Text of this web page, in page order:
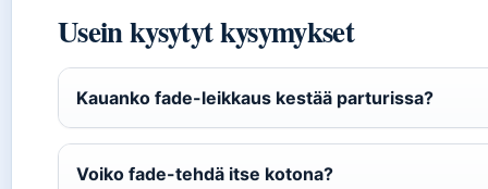
Usein kysytyt kysymykset
Kauanko fade-leikkaus kestää parturissa?
Voiko fade-tehdä itse kotona?